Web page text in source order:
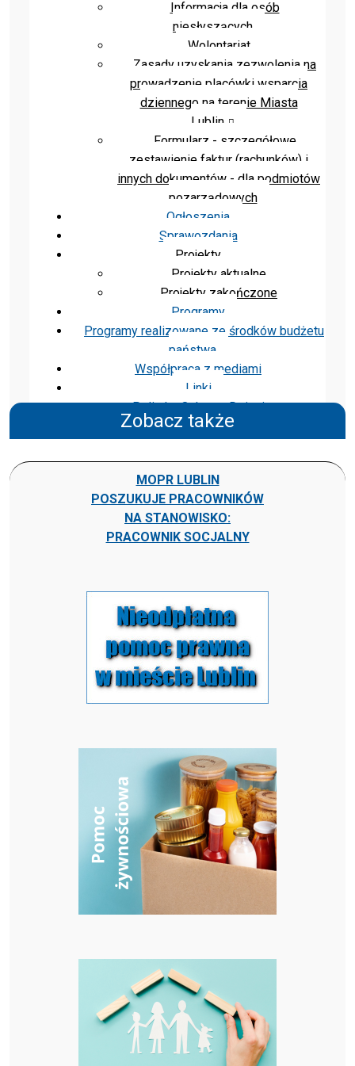
Informacja dla osób
niesłyszących
Wolontariat
Zasady uzyskania zezwolenia na
prowadzenie placówki wsparcia
dziennego na terenie Miasta
Lublin
Formularz - szczegółowe
zestawienie faktur (rachunków) i
innych dokumentów - dla podmiotów
pozarządowych
Ogłoszenia
Sprawozdania
Projekty
Projekty aktualne
Projekty zakończone
Programy
Programy realizowane ze środków budżetu
państwa
Współpraca z mediami
Linki
Polityka Ochrony Dzieci
Zobacz także
MOPR LUBLIN
POSZUKUJE PRACOWNIKÓW
NA STANOWISKO:
PRACOWNIK SOCJALNY